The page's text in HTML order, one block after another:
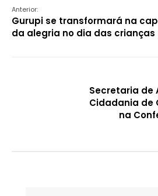
Anterior:
Gurupi se transformará na
da alegria no dia das crianças
Secretaria de
Cidadania de
na